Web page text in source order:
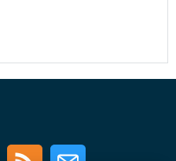
InstagramRSS Newsletter